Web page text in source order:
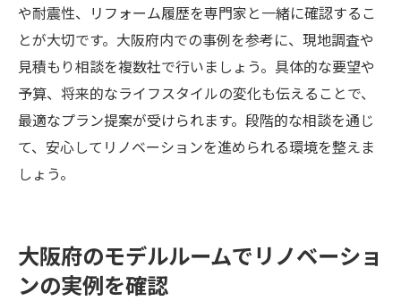
や耐震性、リフォーム履歴を専門家と一緒に確認するこ
とが大切です。大阪府内での事例を参考に、現地調査や
見積もり相談を複数社で行いましょう。具体的な要望や
予算、将来的なライフスタイルの変化も伝えることで、
最適なプラン提案が受けられます。段階的な相談を通じ
て、安心してリノベーションを進められる環境を整えま
しょう。
大阪府のモデルルームでリノベーショ
ンの実例を確認